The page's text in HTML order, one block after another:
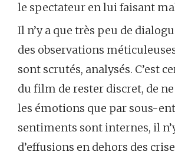
le spectateur en lui faisant
Il n’y a que très peu de
des observations
sont scrutés, analysés. C’est
du film de rester discret, de
les émotions que par sous-
sentiments sont internes, il
d’effusions en dehors des